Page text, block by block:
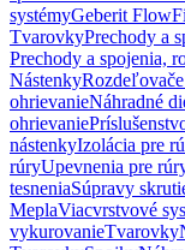
systémyGeberit
TvarovkyPrechody a
Prechody a spojenia,
Nástenky
ohrievanieNáhradné
ohrievanie
nástenkyIzolácia pre
rúryUpevnenia pre
tesneniaSúpravy
MeplaViacvrstvové
vykurovanieTvarovky